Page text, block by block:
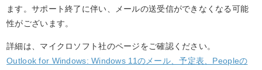
ます。サポート終了に伴い、メールの送受信ができなくなる可能
性がございます。
詳細は、マイクロソフト社のページをご確認ください。
Outlook for Windows: Windows 11のメール、予定表、Peopleの